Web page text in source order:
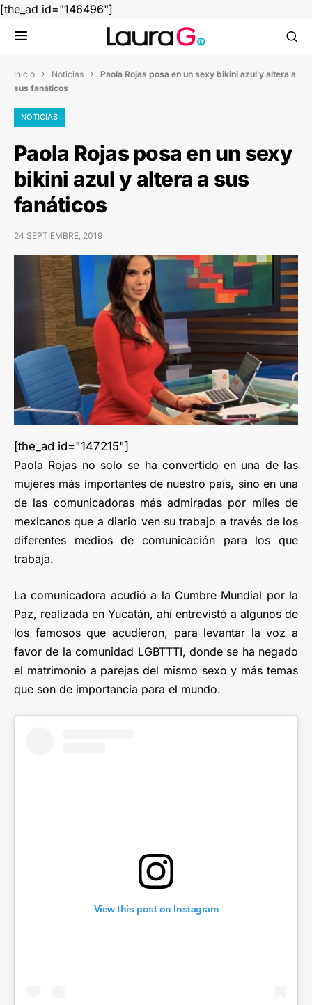
[the_ad id="146496"]
Inicio  Noticias  Paola Rojas posa en un sexy bikini azul y altera a
sus fanáticos
NOTICIAS
Paola Rojas posa en un sexy
bikini azul y altera a sus
fanáticos
24 SEPTIEMBRE, 2019
[the_ad id="147215"]
Paola Rojas no solo se ha convertido en una de las
mujeres más importantes de nuestro país, sino en una
de las comunicadoras más admiradas por miles de
mexicanos que a diario ven su trabajo a través de los
diferentes medios de comunicación para los que
trabaja.
La comunicadora acudió a la Cumbre Mundial por la
Paz, realizada en Yucatán, ahí entrevistó a algunos de
los famosos que acudieron, para levantar la voz a
favor de la comunidad LGBTTTI, donde se ha negado
el matrimonio a parejas del mismo sexo y más temas
que son de importancia para el mundo.
View this post on Instagram